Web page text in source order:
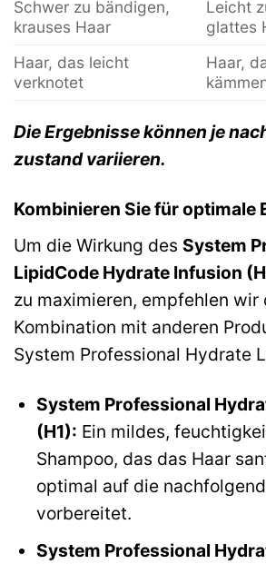
Schwer zu bändigen,
krauses Haar
Leicht
glattes
Haar, das leicht
verknotet
Haar,
Die Ergebnisse können je
zustand variieren.
Kombinieren Sie für optimale
Um die Wirkung des System
LipidCode Hydrate Infusion
zu maximieren, empfehlen wir
Kombination mit anderen
System Professional Hydrate
System Professional
(H1): Ein mildes,
Shampoo, das das Haar
optimal auf die
vorbereitet.
System Professional